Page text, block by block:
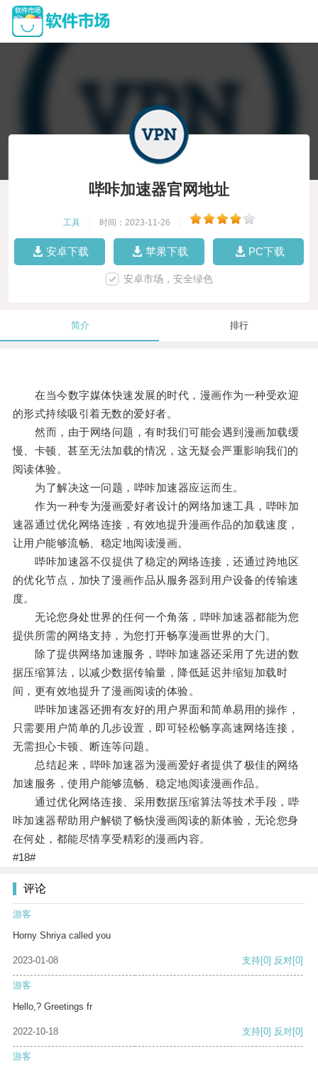
哔咔加速器官网地址
工具 时间：2023-11-26
安卓下载 苹果下载 PC下载
安卓市场，安全绿色
简介 排行
在当今数字媒体快速发展的时代，漫画作为一种受欢迎
的形式持续吸引着无数的爱好者。
然而，由于网络问题，有时我们可能会遇到漫画加载缓
慢、卡顿、甚至无法加载的情况，这无疑会严重影响我们的
阅读体验。
为了解决这一问题，哔咔加速器应运而生。
作为一种专为漫画爱好者设计的网络加速工具，哔咔加
速器通过优化网络连接，有效地提升漫画作品的加载速度，
让用户能够流畅、稳定地阅读漫画。
哔咔加速器不仅提供了稳定的网络连接，还通过跨地区
的优化节点，加快了漫画作品从服务器到用户设备的传输速
度。
无论您身处世界的任何一个角落，哔咔加速器都能为您
提供所需的网络支持，为您打开畅享漫画世界的大门。
除了提供网络加速服务，哔咔加速器还采用了先进的数
据压缩算法，以减少数据传输量，降低延迟并缩短加载时
间，更有效地提升了漫画阅读的体验。
哔咔加速器还拥有友好的用户界面和简单易用的操作，
只需要用户简单的几步设置，即可轻松畅享高速网络连接，
无需担心卡顿、断连等问题。
总结起来，哔咔加速器为漫画爱好者提供了极佳的网络
加速服务，使用户能够流畅、稳定地阅读漫画作品。
通过优化网络连接、采用数据压缩算法等技术手段，哔
咔加速器帮助用户解锁了畅快漫画阅读的新体验，无论您身
在何处，都能尽情享受精彩的漫画内容。
#18#
评论
游客
Horny Shriya called you
2023-01-08 支持[0] 反对[0]
游客
Hello,? Greetings fr
2022-10-18 支持[0] 反对[0]
游客